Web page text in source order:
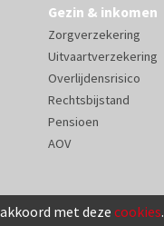
met deze cookies.
Gezin & inkomen
Zorgverzekering
Uitvaartverzekering
Overlijdensrisico
Rechtsbijstand
Pensioen
AOV